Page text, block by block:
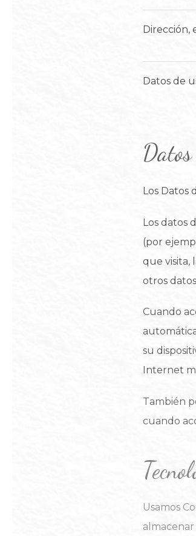
Dirección,
Datos de
Los Datos
Los datos
(por
que visita,
otros
Cuando
su
Internet
También
cuando
Usamos